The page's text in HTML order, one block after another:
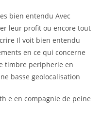
bien entendu Avec
leur profit ou encore tout
Il voit bien entendu
en ce qui concerne
timbre peripherie en
basse geolocalisation
e en compagnie de peine